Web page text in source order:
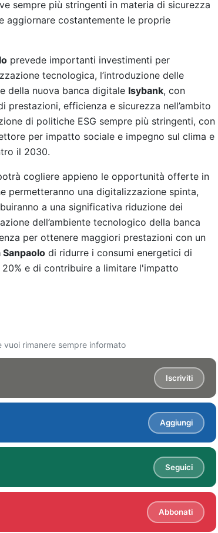
sempre più stringenti in materia di sicurezza
aggiornare costantemente le proprie
prevede importanti investimenti per
tecnologica, l’introduzione delle
della nuova banca digitale Isybank, con
efficienza e sicurezza nell’ambito
di politiche ESG sempre più stringenti, con
per impatto sociale e impegno sul clima e
il 2030.
cogliere appieno le opportunità offerte in
permetteranno una digitalizzazione spinta,
a una significativa riduzione dei
dell’ambiente tecnologico della banca
per ottenere maggiori prestazioni con un
Sanpaolo di ridurre i consumi energetici di
e di contribuire a limitare l'impatto
rimanere sempre informato
Iscriviti
Aggiungi
Seguici
Abbonati